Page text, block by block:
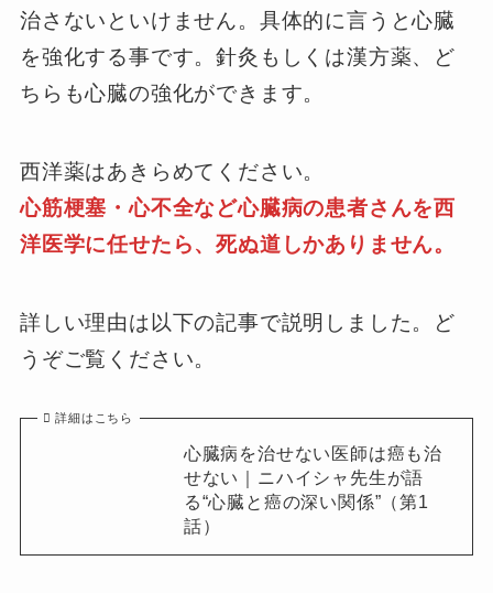
治さないといけません。具体的に言うと心臓
を強化する事です。針灸もしくは漢方薬、ど
ちらも心臓の強化ができます。
西洋薬はあきらめてください。
心筋梗塞・心不全など心臓病の患者さんを西
洋医学に任せたら、死ぬ道しかありません。
詳しい理由は以下の記事で説明しました。ど
うぞご覧ください。
詳細はこちら
心臓病を治せない医師は癌も治
せない｜ニハイシャ先生が語
る“心臓と癌の深い関係”（第1
話）